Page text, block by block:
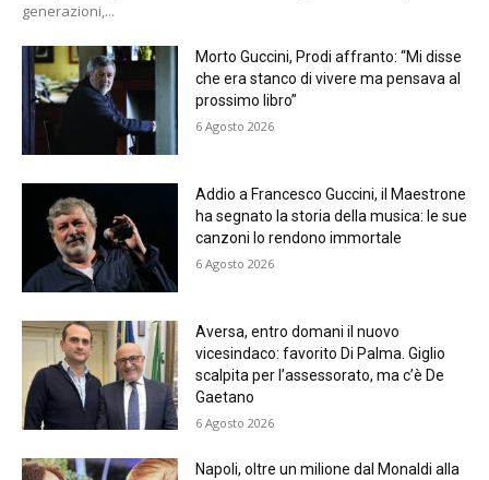
generazioni,...
Morto Guccini, Prodi affranto: “Mi disse
che era stanco di vivere ma pensava al
prossimo libro”
6 Agosto 2026
Addio a Francesco Guccini, il Maestrone
ha segnato la storia della musica: le sue
canzoni lo rendono immortale
6 Agosto 2026
Aversa, entro domani il nuovo
vicesindaco: favorito Di Palma. Giglio
scalpita per l’assessorato, ma c’è De
Gaetano
6 Agosto 2026
Napoli, oltre un milione dal Monaldi alla